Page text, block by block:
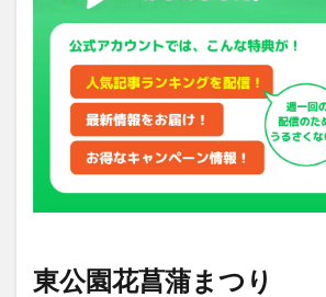
つ
情
報
東公園花菖蒲まつり